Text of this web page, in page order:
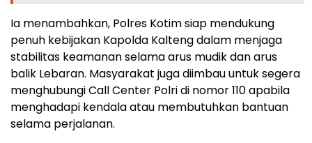
Ia menambahkan, Polres Kotim siap mendukung
penuh kebijakan Kapolda Kalteng dalam menjaga
stabilitas keamanan selama arus mudik dan arus
balik Lebaran. Masyarakat juga diimbau untuk segera
menghubungi Call Center Polri di nomor 110 apabila
menghadapi kendala atau membutuhkan bantuan
selama perjalanan.